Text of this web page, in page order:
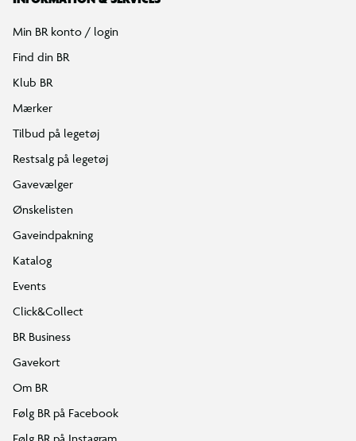
Min BR konto / login
Find din BR
Klub BR
Mærker
Tilbud på legetøj
Restsalg på legetøj
Gavevælger
Ønskelisten
Gaveindpakning
Katalog
Events
Click&Collect
BR Business
Gavekort
Om BR
Følg BR på Facebook